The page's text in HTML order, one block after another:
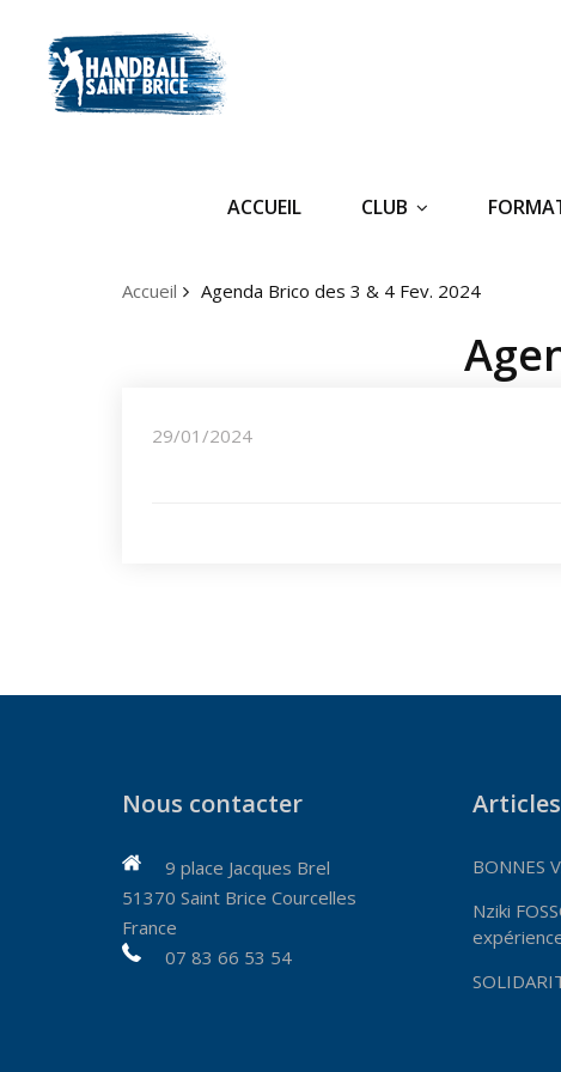
ACCUEIL CLUB
Accueil Agenda Brico des 3 & 4 Fev. 2024
29/01/2024
Nous contacter
9 place Jacques Brel
51370 Saint Brice Courcelles
France
07 83 66 53 54
BONNES
Nziki